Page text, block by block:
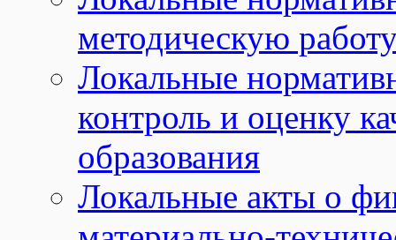
методическую
Локальные
контроль и оценку
образования
Локальные акты о